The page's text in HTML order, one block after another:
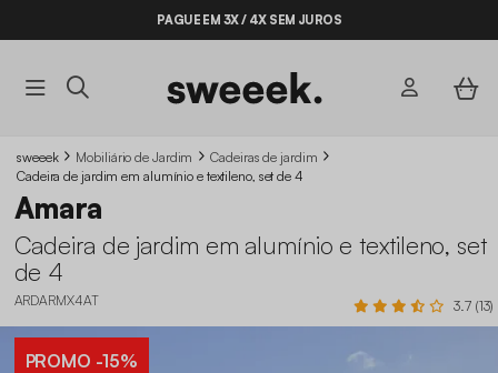
BYE BYE STOCK ATÉ -70%*
PAGUE EM 3X / 4X SEM JUROS
sweeek Mobiliário de Jardim
Cadeiras de jardim
Cadeira de jardim em alumínio e textileno, set de 4
Amara
Cadeira de jardim em alumínio e textileno, set
de 4
ARDARMX4AT 3.7 (13)
PROMO -15%